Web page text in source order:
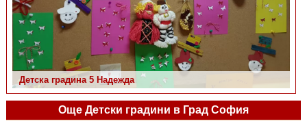
Детска градина 5 Надежда
Още Детски градини в Град София